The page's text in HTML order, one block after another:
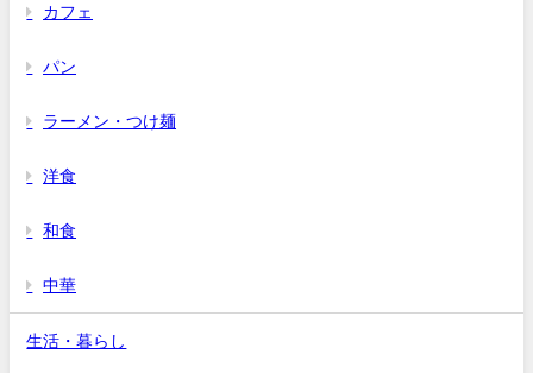
カフェ
パン
ラーメン・つけ麺
洋食
和食
中華
生活・暮らし